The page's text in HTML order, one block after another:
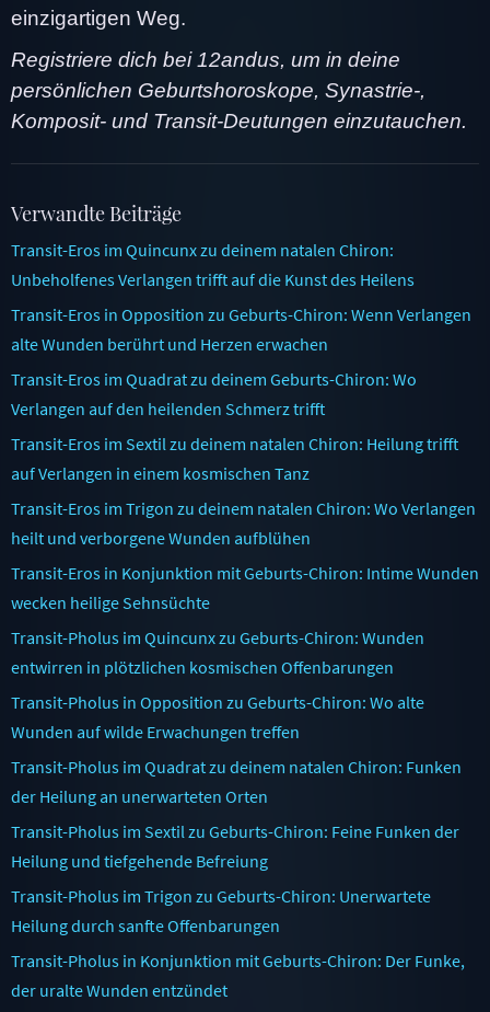
einzigartigen Weg.
Registriere dich bei 12andus, um in deine
persönlichen Geburtshoroskope, Synastrie-,
Komposit- und Transit-Deutungen einzutauchen.
Verwandte Beiträge
Transit-Eros im Quincunx zu deinem natalen Chiron:
Unbeholfenes Verlangen trifft auf die Kunst des Heilens
Transit-Eros in Opposition zu Geburts-Chiron: Wenn Verlangen
alte Wunden berührt und Herzen erwachen
Transit-Eros im Quadrat zu deinem Geburts-Chiron: Wo
Verlangen auf den heilenden Schmerz trifft
Transit-Eros im Sextil zu deinem natalen Chiron: Heilung trifft
auf Verlangen in einem kosmischen Tanz
Transit-Eros im Trigon zu deinem natalen Chiron: Wo Verlangen
heilt und verborgene Wunden aufblühen
Transit-Eros in Konjunktion mit Geburts-Chiron: Intime Wunden
wecken heilige Sehnsüchte
Transit-Pholus im Quincunx zu Geburts-Chiron: Wunden
entwirren in plötzlichen kosmischen Offenbarungen
Transit-Pholus in Opposition zu Geburts-Chiron: Wo alte
Wunden auf wilde Erwachungen treffen
Transit-Pholus im Quadrat zu deinem natalen Chiron: Funken
der Heilung an unerwarteten Orten
Transit-Pholus im Sextil zu Geburts-Chiron: Feine Funken der
Heilung und tiefgehende Befreiung
Transit-Pholus im Trigon zu Geburts-Chiron: Unerwartete
Heilung durch sanfte Offenbarungen
Transit-Pholus in Konjunktion mit Geburts-Chiron: Der Funke,
der uralte Wunden entzündet